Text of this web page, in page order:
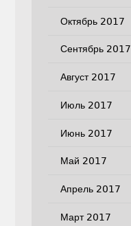
Октябрь 2017
Сентябрь 2017
Август 2017
Июль 2017
Июнь 2017
Май 2017
Апрель 2017
Март 2017